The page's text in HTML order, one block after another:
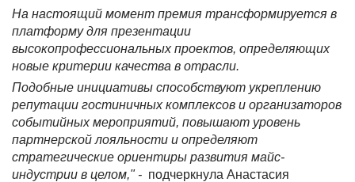
На настоящий момент премия трансформируется в
платформу для презентации
высокопрофессиональных проектов, определяющих
новые критерии качества в отрасли.
Подобные инициативы способствуют укреплению
репутации гостиничных комплексов и организаторов
событийных мероприятий, повышают уровень
партнерской лояльности и определяют
стратегические ориентиры развития майс-
индустрии в целом," - подчеркнула Анастасия